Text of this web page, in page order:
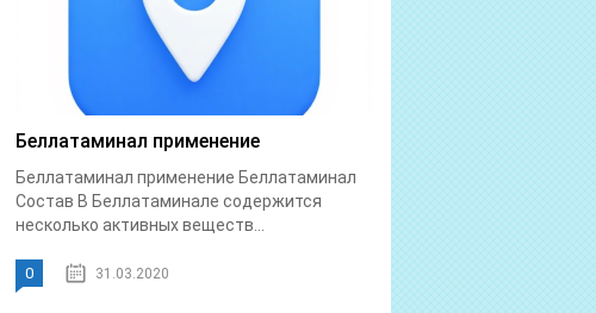
Беллатаминал применение
Беллатаминал применение Беллатаминал
Состав В Беллатаминале содержится
несколько активных веществ...
0 31.03.2020